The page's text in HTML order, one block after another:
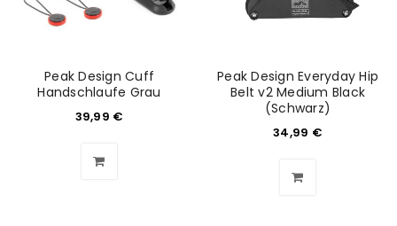
Peak Design Cuff
Handschlaufe Grau
39,99 €
Peak Design Everyday Hip
Belt v2 Medium Black
(Schwarz)
34,99 €